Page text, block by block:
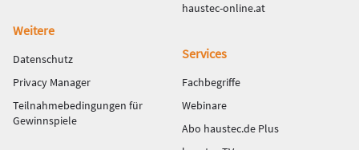
haustec-online.at
Weitere
Datenschutz
Privacy Manager
Teilnahmebedingungen für
Gewinnspiele
Services
Fachbegriffe
Webinare
Abo haustec.de Plus